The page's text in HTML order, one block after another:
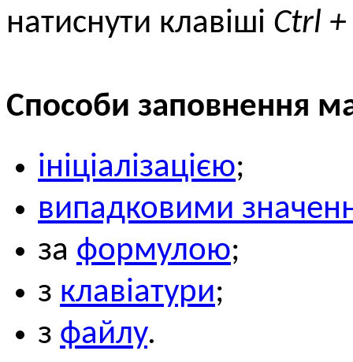
натиснути клавіші Ctrl +
Способи заповнення
ініціалізацією;
випадковими
за формулою;
з клавіатури;
з файлу.